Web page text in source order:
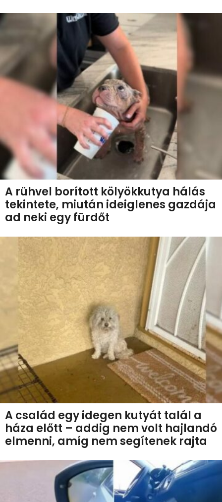
A rühvel borított kölyökkutya hálás
tekintete, miután ideiglenes gazdája
ad neki egy fürdőt
A család egy idegen kutyát talál a
háza előtt – addig nem volt hajlandó
elmenni, amíg nem segítenek rajta